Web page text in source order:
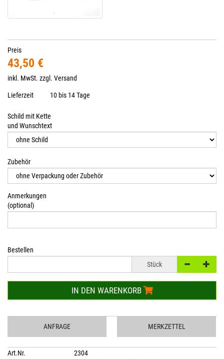
Preis
43,50 €
inkl. MwSt. zzgl. Versand
Lieferzeit 10 bis 14 Tage
Schild mit Kette
und Wunschtext
Zubehör
Anmerkungen
(optional)
Bestellen
Stück
IN DEN WARENKORB
ANFRAGE MERKZETTEL
Art.Nr.
2304